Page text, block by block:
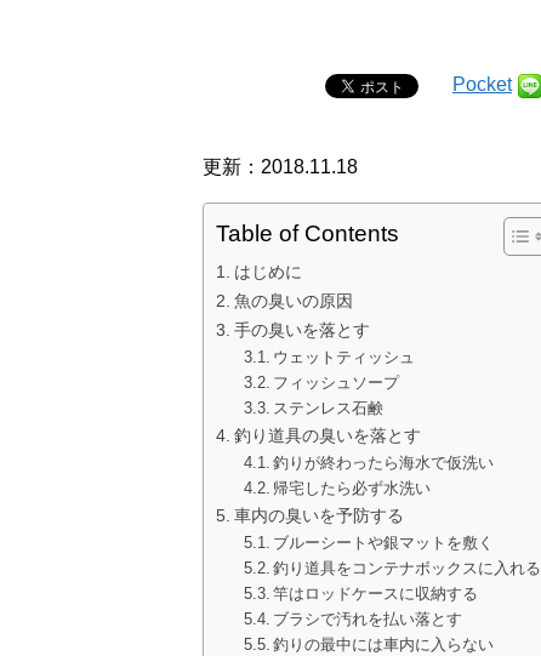
Pocket
更新：2018.11.18
Table of Contents
はじめに
魚の臭いの原因
手の臭いを落とす
ウェットティッシュ
フィッシュソープ
ステンレス石鹸
釣り道具の臭いを落とす
釣りが終わったら海水で仮洗い
帰宅したら必ず水洗い
車内の臭いを予防する
ブルーシートや銀マットを敷く
釣り道具をコンテナボックスに入れる
竿はロッドケースに収納する
ブラシで汚れを払い落とす
釣りの最中には車内に入らない